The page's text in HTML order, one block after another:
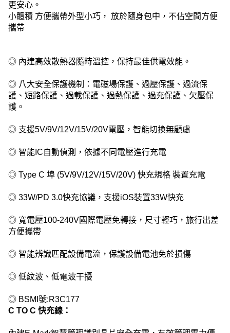
更安心。
小體積 方便攜帶外型小巧， 放於隨身包中，不佔空間方便
攜帶
◎ 內建高效散熱器隨時溫控，保持最佳供電效能。
◎ 八大安全保護機制：電磁場保護、過壓保護、過流保
護、短路保護、過載保護、過熱保護、過充保護、欠壓保
護。
◎ 支援5V/9V/12V/15V/20V電壓，智能切換無顧慮
◎ 智能IC自動偵測，依據不同電壓進行充電
◎ Type C 埠 (5V/9V/12V/15V/20V) 快充規格 裝置充電
◎ 33W/PD 3.0快充協議，支援iOS裝置33W快充
◎ 寬電壓100-240V國際電壓免轉接，尺寸輕巧，旅行出差
方便攜帶
◎ 智能辨識匹配設備電流，保護設備電池免於損傷
◎ 低紋波、低電波干擾
◎ BSMI號:R3C177
C TO C 快充線：